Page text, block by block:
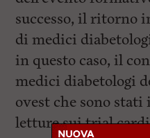
successo, il ritorno
di medici
in questo caso, il
medici diabetologi
ovest che sono
letture sui trial